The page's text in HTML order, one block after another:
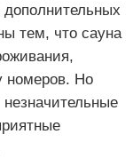
дополнительных
тем, что сауна
номеров. Но